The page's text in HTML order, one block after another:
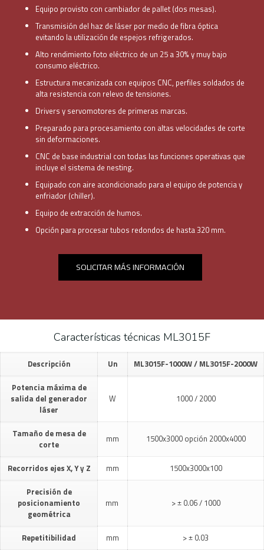
Equipo provisto con cambiador de pallet (dos mesas).
Transmisión del haz de láser por medio de fibra óptica
evitando la utilización de espejos refrigerados.
Alto rendimiento foto eléctrico de un 25 a 30% y muy bajo
consumo eléctrico.
Estructura mecanizada con equipos CNC, perfiles soldados de
alta resistencia con relevo de tensiones.
Drivers y servomotores de primeras marcas.
Preparado para procesamiento con altas velocidades de corte
sin deformaciones.
CNC de base industrial con todas las funciones operativas que
incluye el sistema de nesting.
Equipado con aire acondicionado para el equipo de potencia y
enfriador (chiller).
Equipo de extracción de humos.
Opción para procesar tubos redondos de hasta 320 mm.
SOLICITAR MÁS INFORMACIÓN
Características técnicas ML3015F
Descripción Un
ML3015F-1000W / ML3015F-2000W
Potencia máxima de
salida del generador
láser
W 1000 / 2000
Tamaño de mesa de
corte
mm 1500x3000 opción 2000x4000
Recorridos ejes X, Y y Z mm
1500x3000x100
Precisión de
posicionamiento
geométrica
mm > ± 0.06 / 1000
Repetitibilidad mm
> ± 0.03